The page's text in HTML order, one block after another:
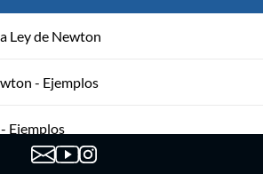
Ley de Newton
- Ejemplos
Ejemplos